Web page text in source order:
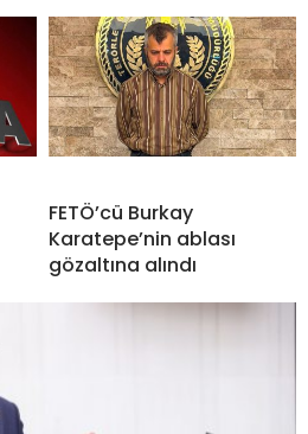
FETÖ’cü Burkay
Karatepe’nin ablası
gözaltına alındı